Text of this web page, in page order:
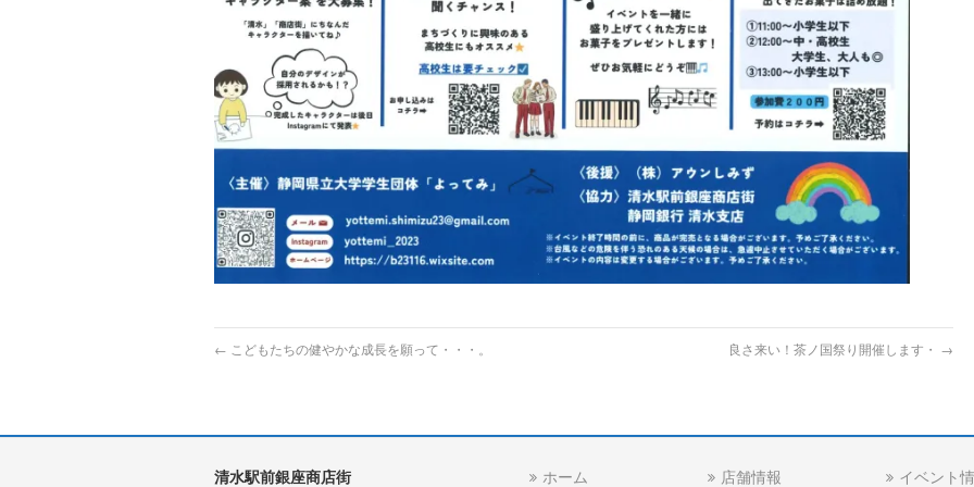
← こどもたちの健やかな成長を願って・・・。 良さ来い！茶ノ国祭り開催します・ →
清水駅前銀座商店街 ホーム 店舗情報 イベント